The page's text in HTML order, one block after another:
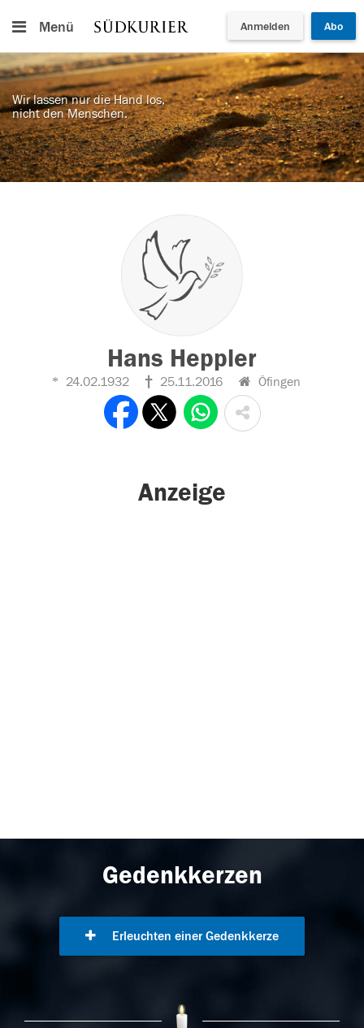
Menü Anmelden Abo
Wir lassen nur die Hand los,
nicht den Menschen.
Hans Heppler
24.02.1932 25.11.2016 Öfingen
Anzeige
Gedenkkerzen
Erleuchten einer Gedenkkerze